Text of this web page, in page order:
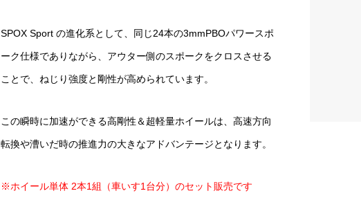
SPOX Sport の進化系として、同じ24本の3mmPBOパワースポ
ーク仕様でありながら、アウター側のスポークをクロスさせる
ことで、ねじり強度と剛性が高められています。
この瞬時に加速ができる高剛性＆超軽量ホイールは、高速方向
転換や漕いだ時の推進力の大きなアドバンテージとなります。
※ホイール単体 2本1組（車いす1台分）のセット販売です